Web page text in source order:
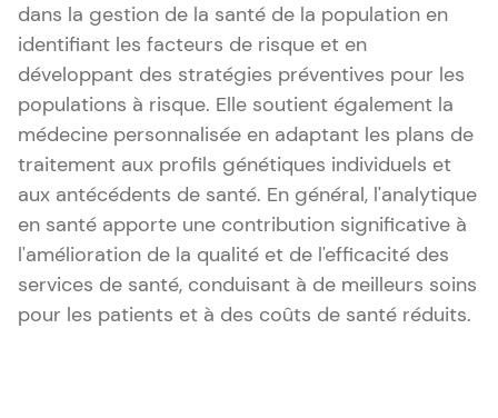
dans la gestion de la santé de la population en
identifiant les facteurs de risque et en
développant des stratégies préventives pour les
populations à risque. Elle soutient également la
médecine personnalisée en adaptant les plans de
traitement aux profils génétiques individuels et
aux antécédents de santé. En général, l'analytique
en santé apporte une contribution significative à
l'amélioration de la qualité et de l'efficacité des
services de santé, conduisant à de meilleurs soins
pour les patients et à des coûts de santé réduits.